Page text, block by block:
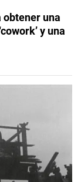
una
y una